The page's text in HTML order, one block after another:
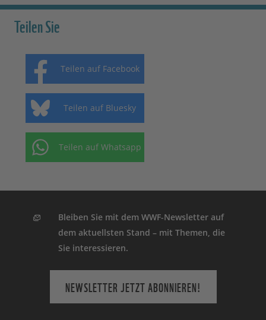
Teilen Sie
Teilen auf Facebook
Teilen auf Bluesky
Teilen auf Whatsapp
Bleiben Sie mit dem WWF-Newsletter auf
dem aktuellsten Stand – mit Themen, die
Sie interessieren.
NEWSLETTER JETZT ABONNIEREN!